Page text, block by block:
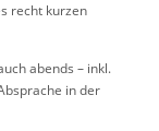
recht kurzen
abends – inkl.
in der